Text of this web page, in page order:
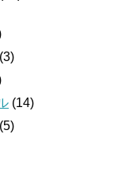
(3)
(14)
(5)